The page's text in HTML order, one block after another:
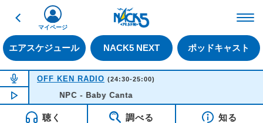
戻る
エアスケジュール NACK5 NEXT ポッドキャスト
マイページ
NOW ON AIR
OFF KEN RADIO (24:30-25:00)
NOW PLAYING00:41
NPC - Baby Canta
聴く 調べる 知る